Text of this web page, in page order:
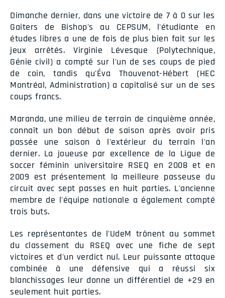
Dimanche dernier, dans une victoire de 7 à 0 sur les
Gaiters de Bishop's au CEPSUM, l'étudiante en
études libres a une de fois de plus bien fait sur les
jeux arrêtés. Virginie Lévesque (Polytechnique,
Génie civil) a compté sur l'un de ses coups de pied
de coin, tandis qu'Éva Thouvenot-Hébert (HEC
Montréal, Administration) a capitalisé sur un de ses
coups francs.
Maranda, une milieu de terrain de cinquième année,
connaît un bon début de saison après avoir pris
passée une saison à l'extérieur du terrain l'an
dernier. La joueuse par excellence de la Ligue de
soccer féminin universitaire RSEQ en 2008 et en
2009 est présentement la meilleure passeuse du
circuit avec sept passes en huit parties. L'ancienne
membre de l'équipe nationale a également compté
trois buts.
Les représentantes de l'UdeM trônent au sommet
du classement du RSEQ avec une fiche de sept
victoires et d'un verdict nul. Leur puissante attaque
combinée à une défensive qui a réussi six
blanchissages leur donne un différentiel de +29 en
seulement huit parties.